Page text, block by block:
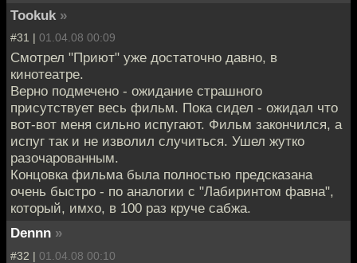
Tookuk »
#31 | 01.04.08 00:09
Смотрел "Приют" уже достаточно давно, в
кинотеатре.
Верно подмечено - ожидание страшного
присутствует весь фильм. Пока сидел - ожидал что
вот-вот меня сильно испугают. Фильм закончился, а
испуг так и не изволил случиться. Ушел жутко
разочарованным.
Концовка фильма была полностью предсказана
очень быстро - по аналогии с "Лабиринтом фавна",
который, имхо, в 100 раз круче сабжа.
Dennn »
#32 | 01.04.08 00:10